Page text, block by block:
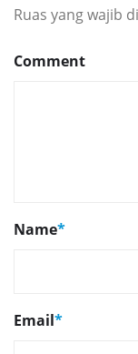
Ruas yang wajib
Comment
Name*
Email*